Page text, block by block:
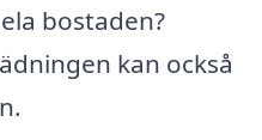
bostaden?
kan också